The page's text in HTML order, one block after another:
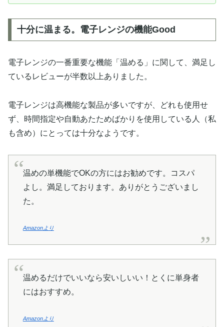
十分に温まる。電子レンジの機能Good
電子レンジの一番重要な機能「温める」に関して、満足し
ているレビューが半数以上ありました。
電子レンジは高機能な製品が多いですが、どれも使用せ
ず、時間指定や自動あたためばかりを使用している人（私
も含め）にとっては十分なようです。
温めの単機能でOKの方にはお勧めです。コスパ
よし。満足しております。ありがとうございまし
た。
Amazonより
温めるだけでいいなら安いしいい！とくに単身者
にはおすすめ。
Amazonより